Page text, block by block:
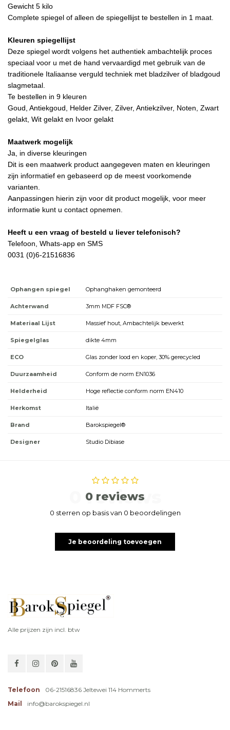
Gewicht 5 kilo
Complete spiegel of alleen de spiegellijst te bestellen in 1 maat.
Kleuren spiegellijst
Deze spiegel wordt volgens het authentiek ambachtelijk proces
speciaal voor u met de hand vervaardigd met gebruik van de
traditionele Italiaanse verguld techniek met bladzilver of bladgoud
slagmetaal.
Te bestellen in 9 kleuren
Goud, Antiekgoud, Helder Zilver, Zilver, Antiekzilver, Noten, Zwart
gelakt, Wit gelakt en Ivoor gelakt
Maatwerk mogelijk
Ja, in diverse kleuringen
Dit is een maatwerk product aangegeven maten en kleuringen
zijn informatief en gebaseerd op de meest voorkomende
varianten.
Aanpassingen hierin zijn voor dit product mogelijk, voor meer
informatie kunt u contact opnemen.
Heeft u een vraag of besteld u liever telefonisch?
Telefoon, Whats-app en SMS
0031 (0)6-21516836
Ophangen spiegel Ophanghaken gemonteerd
Achterwand 3mm MDF FSC®
Materiaal Lijst Massief hout, Ambachtelijk bewerkt
Spiegelglas dikte 4mm
ECO Glas zonder lood en koper, 30% gerecycled
Duurzaamheid Conform de norm EN1036
Helderheid Hoge reflectie conform norm EN410
Herkomst Italië
Brand Barokspiegel®
Designer Studio Dibiase
0 reviews
0 reviews
0 sterren op basis van 0 beoordelingen
Je beoordeling toevoegen
Alle prijzen zijn incl. btw
Telefoon
06-21516836 Jeltewei 114 Hommerts
Mail
info@barokspiegel.nl